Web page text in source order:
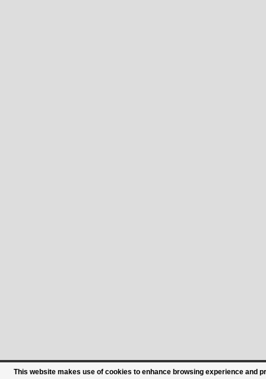
This website makes use of cookies to enhance browsing experience and